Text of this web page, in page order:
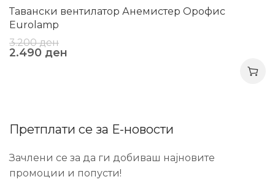
Тавански вентилатор Анемистер Орофис
Eurolamp
3.200ден
2.490 ден
Претплати се за Е-новости
Зачлени се за да ги добиваш најновите
промоции и попусти!